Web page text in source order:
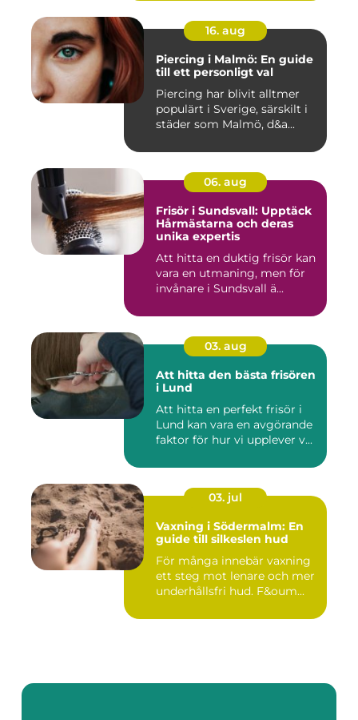
16. aug
Piercing i Malmö: En guide
till ett personligt val
Piercing har blivit alltmer
populärt i Sverige, särskilt i
städer som Malmö, d&a...
06. aug
Frisör i Sundsvall: Upptäck
Hårmästarna och deras
unika expertis
Att hitta en duktig frisör kan
vara en utmaning, men för
invånare i Sundsvall ä...
03. aug
Att hitta den bästa frisören
i Lund
Att hitta en perfekt frisör i
Lund kan vara en avgörande
faktor för hur vi upplever v...
03. jul
Vaxning i Södermalm: En
guide till silkeslen hud
För många innebär vaxning
ett steg mot lenare och mer
underhållsfri hud. F&oum...